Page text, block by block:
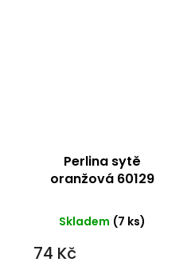
Perlina sytě
oranžová 60129
Skladem (7 ks)
74 Kč